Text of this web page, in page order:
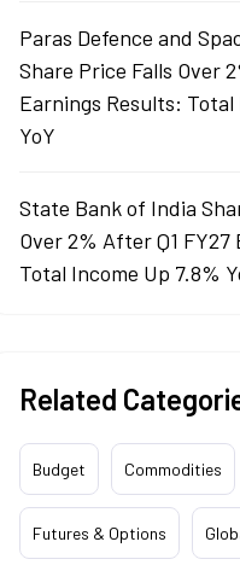
Paras Defence and
Share Price Falls Over
Earnings Results: Total
YoY
State Bank of India
Over 2% After Q1
Total Income Up 7.8%
Related
Budget Commodities
Futures & Options